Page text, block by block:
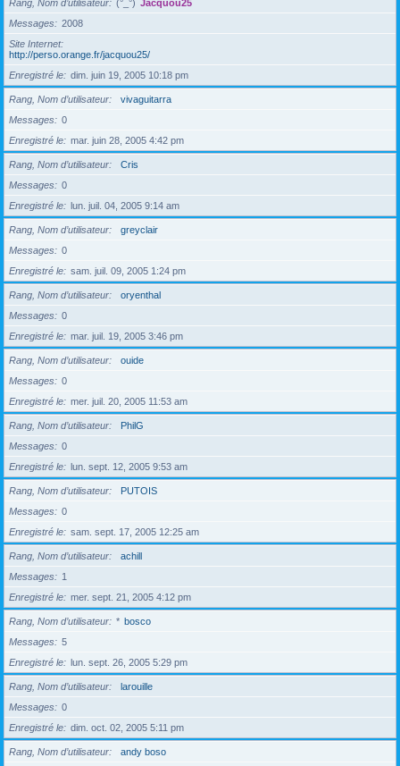
Rang, Nom d’utilisateur (°_°) Jacquou25
Messages
2008
Site Internet
http://perso.orange.fr/jacquou25/
Enregistré le
dim. juin 19, 2005 10:18 pm
Rang, Nom d’utilisateur
vivaguitarra
Messages
0
Enregistré le
mar. juin 28, 2005 4:42 pm
Rang, Nom d’utilisateur
Cris
Messages
0
Enregistré le
lun. juil. 04, 2005 9:14 am
Rang, Nom d’utilisateur
greyclair
Messages
0
Enregistré le
sam. juil. 09, 2005 1:24 pm
Rang, Nom d’utilisateur
oryenthal
Messages
0
Enregistré le
mar. juil. 19, 2005 3:46 pm
Rang, Nom d’utilisateur
ouide
Messages
0
Enregistré le
mer. juil. 20, 2005 11:53 am
Rang, Nom d’utilisateur
PhilG
Messages
0
Enregistré le
lun. sept. 12, 2005 9:53 am
Rang, Nom d’utilisateur
PUTOIS
Messages
0
Enregistré le
sam. sept. 17, 2005 12:25 am
Rang, Nom d’utilisateur
achill
Messages
1
Enregistré le
mer. sept. 21, 2005 4:12 pm
Rang, Nom d’utilisateur * bosco
Messages
5
Enregistré le
lun. sept. 26, 2005 5:29 pm
Rang, Nom d’utilisateur
larouille
Messages
0
Enregistré le
dim. oct. 02, 2005 5:11 pm
Rang, Nom d’utilisateur
andy boso